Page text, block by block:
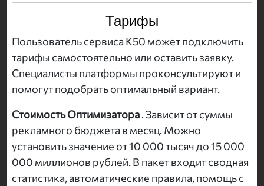
Тарифы
Пользователь сервиса K50 может подключить
тарифы самостоятельно или оставить заявку.
Специалисты платформы проконсультируют и
помогут подобрать оптимальный вариант.
Стоимость Оптимизатора. Зависит от суммы
рекламного бюджета в месяц. Можно
установить значение от 10 000 тысяч до 15 000
000 миллионов рублей. В пакет входит сводная
статистика, автоматические правила, помощь с